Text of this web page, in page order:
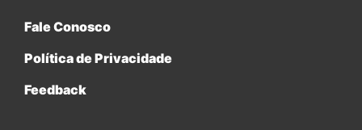
Fale Conosco
Política de Privacidade
Feedback